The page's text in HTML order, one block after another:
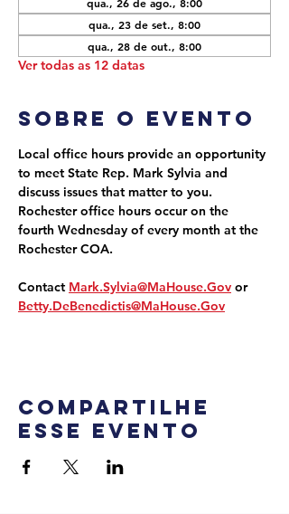
qua., 23 de set., 8:00
qua., 28 de out., 8:00
Ver todas as 12 datas
Sobre o evento
Local office hours provide an opportunity
to meet State Rep. Mark Sylvia and
discuss issues that matter to you.
Rochester office hours occur on the
fourth Wednesday of every month at the
Rochester COA.
Contact Mark.Sylvia@MaHouse.Gov or
Betty.DeBenedictis@MaHouse.Gov
Compartilhe
esse evento